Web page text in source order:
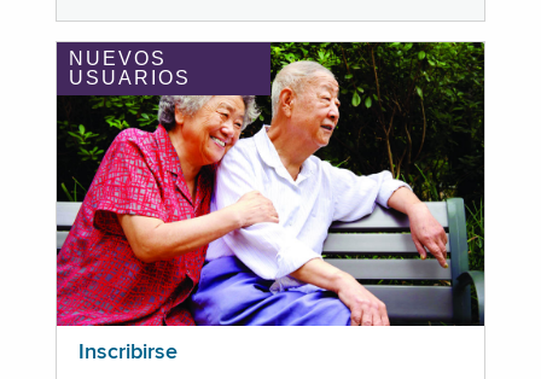
NUEVOS
USUARIOS
Inscribirse